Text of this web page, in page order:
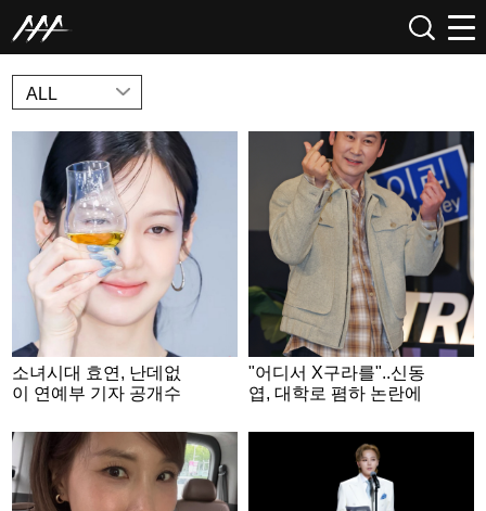
NEWS
ALL
소녀시대 효연, 난데없
이 연예부 기자 공개수
타이슈]
"어디서 X구라를"..신동
엽, 대학로 폄하 논란에